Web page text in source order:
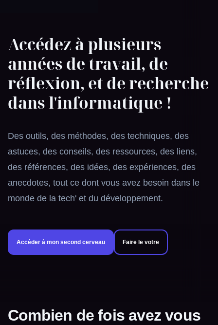
Accédez à plusieurs
années de travail, de
réflexion, et de recherche
dansl'informatique !
Des outils, des méthodes, des techniques, des
astuces, des conseils, des ressources, des liens,
des références, des idées, des expériences, des
anecdotes, tout ce dont vous avez besoin dans le
monde de la tech' et du développement.
Accéder à mon second cerveau Faire le votre
Combien de fois avez vous